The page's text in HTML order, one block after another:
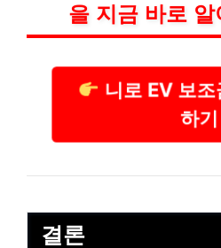
을 지금 바로 알
니로 EV 보조
하기
결론